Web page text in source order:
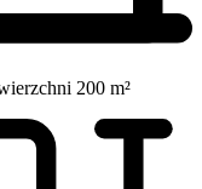
200 m²